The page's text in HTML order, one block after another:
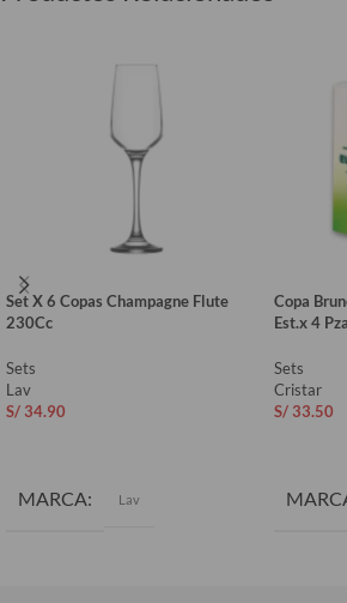
Set X 6 Copas Champagne Flute
230Cc
Sets
Lav
S/ 34.90
MARCA Lav
Copa
Est.x 4 Pza
Sets
Cristar
S/ 33.50